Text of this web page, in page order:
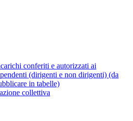
conferiti e autorizzati ai
(dirigenti e non dirigenti) (da
in tabelle)
collettiva